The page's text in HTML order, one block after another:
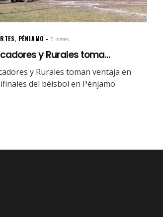
, PÉNJAMO 5 meses.
y Rurales toma...
y Rurales toman ventaja en
del béisbol en Pénjamo